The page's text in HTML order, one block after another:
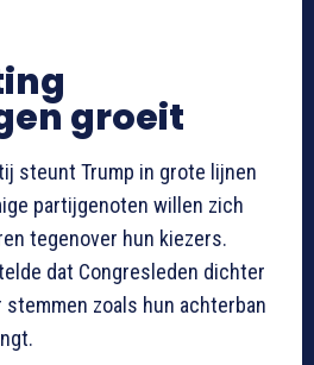
groeit
steunt Trump in grote lijnen
partijgenoten willen zich
tegenover hun kiezers.
dat Congresleden dichter
stemmen zoals hun achterban